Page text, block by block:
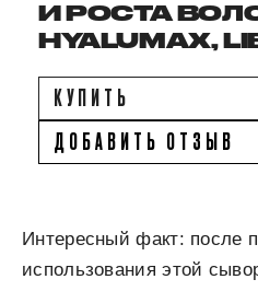
И РОСТА
HYALUMAX,
КУПИТЬ
ДОБАВИТЬ ОТЗЫВ
Интересный факт: после
использования этой